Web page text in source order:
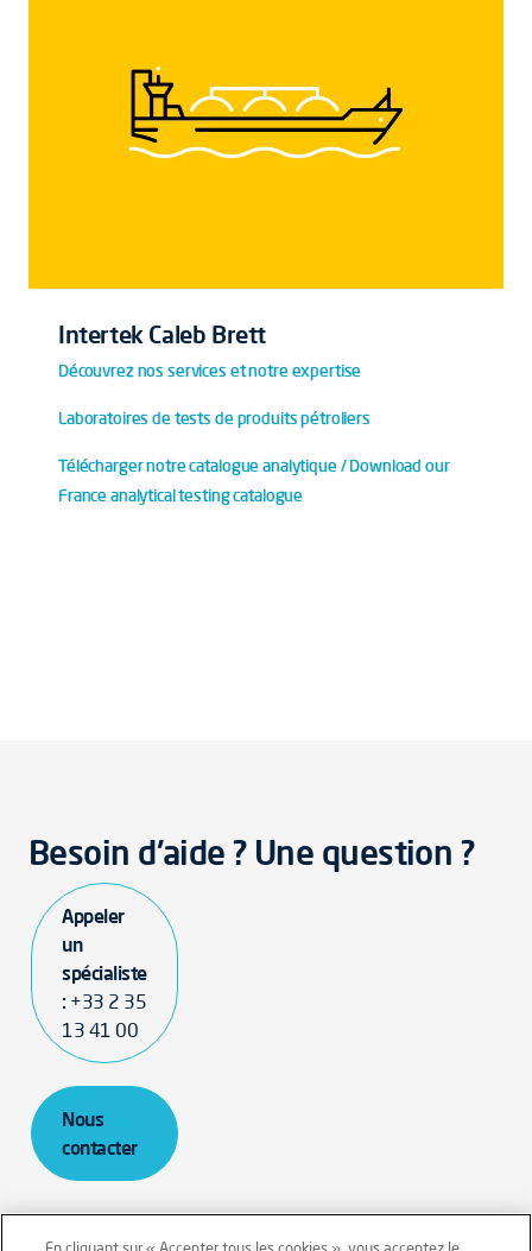
Intertek Caleb Brett
Découvrez nos services et notre expertise
Laboratoires de tests de produits pétroliers
Télécharger notre catalogue analytique / Download our
France analytical testing catalogue
Besoin d'aide ? Une question ?
Appeler
un
spécialiste
: +33 2 35
13 41 00
Nous
contacter